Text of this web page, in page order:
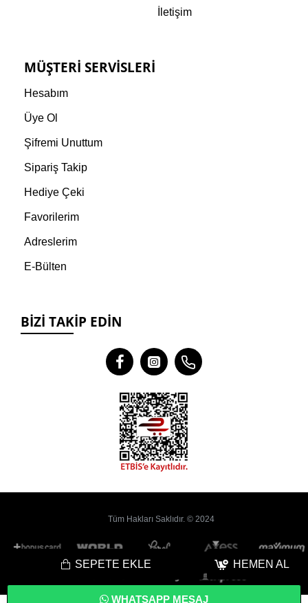
SEPETE EKLE HEMEN AL
WHATSAPP MESAJ
İletişim
MÜŞTERI SERVISLERI
Hesabım
Üye Ol
Şifremi Unuttum
Sipariş Takip
Hediye Çeki
Favorilerim
Adreslerim
E-Bülten
BIZI TAKIP EDIN
Tüm Hakları Saklıdır. © 2024